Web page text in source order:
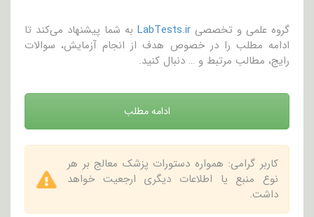
گروه علمی و تخصصی LabTests.ir به شما پیشنهاد می‌کند تا
ادامه مطلب را در خصوص هدف از انجام آزمایش، سوالات
رایج، مطالب مرتبط و … دنبال کنید.
ادامه مطلب
کاربر گرامی: همواره دستورات پزشک معالج بر هر
نوع منبع یا اطلاعات دیگری ارجعیت خواهد
داشت.